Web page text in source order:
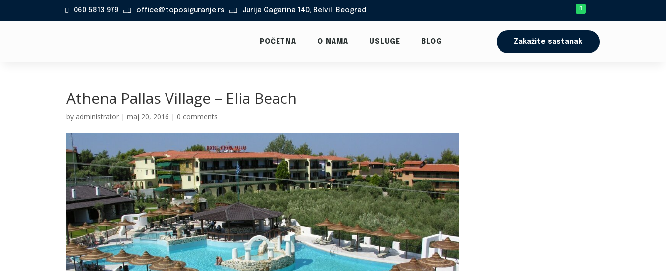
060 5813 979  office@toposiguranje.rs  Jurija Gagarina 14D, Belvil, Beograd
POČETNA O NAMA USLUGE BLOG Zakažite sastanak
Athena Pallas Village – Elia Beach
by administrator |maj 20, 2016 | 0 comments